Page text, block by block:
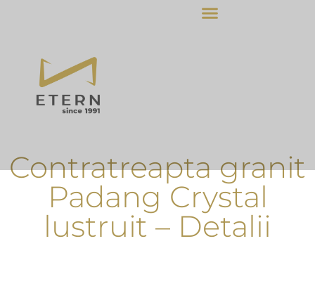
Contratreapta granit
Padang Crystal
lustruit – Detalii